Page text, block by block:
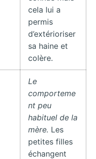
cela lui a
permis
d’extérioriser
sa haine et
colère.
Le
comporteme
nt peu
habituel de la
mère. Les
petites filles
échangent